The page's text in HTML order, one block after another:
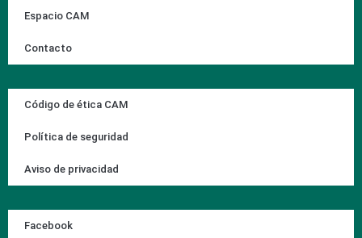
Espacio CAM
Contacto
Código de ética CAM
Política de seguridad
Aviso de privacidad
Facebook